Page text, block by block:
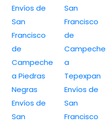
Envíos de
San
Francisco
de
Campeche
a Piedras
Negras
Envíos de
San
San
Francisco
de
Campeche
a
Tepexpan
Envíos de
San
Francisco